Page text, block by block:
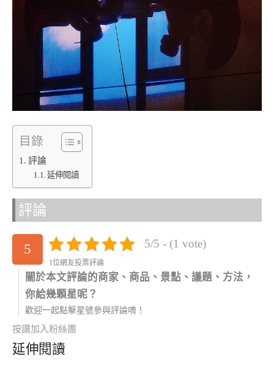
目錄
評論
延伸閱讀
評論
5 5/5 - (1 vote)
1位網友投票評論
關於本文評論的商家、商品、景點、議題、方法，
你給幾顆星呢？
歡迎一起點擊星號參與評論唷！
按讚加入粉絲團
延伸閱讀